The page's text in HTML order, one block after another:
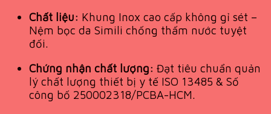
Chất liệu: Khung Inox cao cấp không gỉ sét –
Nệm bọc da Simili chống thấm nước tuyệt
đối.
Chứng nhận chất lượng: Đạt tiêu chuẩn quản
lý chất lượng thiết bị y tế ISO 13485 & Số
công bố 250002318/PCBA-HCM.